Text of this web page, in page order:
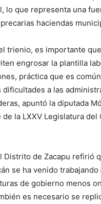
lo que representa una
haciendas
trienio, es importante
engrosar la plantilla
práctica que es
a las
apuntó la diputada
la LXXV Legislatura del
Distrito de Zacapu refirió
se ha venido trabajando
de gobierno menos
es necesario se